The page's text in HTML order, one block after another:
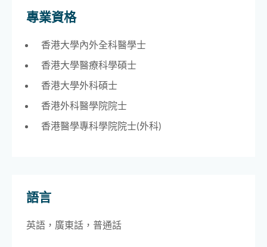
專業資格
香港大學內外全科醫學士
香港大學醫療科學碩士
香港大學外科碩士
香港外科醫學院院士
香港醫學專科學院院士(外科)
語言
英語，廣東話，普通話